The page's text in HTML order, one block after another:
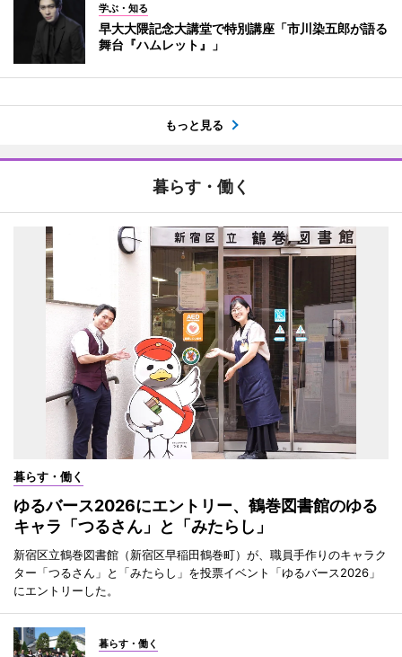
学ぶ・知る
早大大隈記念大講堂で特別講座「市川染五郎が語る
舞台『ハムレット』」
もっと見る
暮らす・働く
暮らす・働く
ゆるバース2026にエントリー、鶴巻図書館のゆる
キャラ「つるさん」と「みたらし」
新宿区立鶴巻図書館（新宿区早稲田鶴巻町）が、職員手作りのキャラク
ター「つるさん」と「みたらし」を投票イベント「ゆるバース2026」
にエントリーした。
暮らす・働く